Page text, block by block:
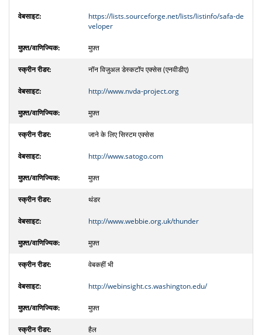
https://lists.sourceforge.net/lists/listinfo/safa-de
veloper
मुफ़्त
नॉन विजुअल डेस्कटॉप एक्सेस (एनवीडीए)
http://www.nvda-project.org
मुफ़्त
जाने के लिए सिस्टम एक्सेस
http://www.satogo.com
मुफ़्त
थंडर
http://www.webbie.org.uk/thunder
मुफ़्त
वेबकहीं भी
http://webinsight.cs.washington.edu/
मुफ़्त
हैल